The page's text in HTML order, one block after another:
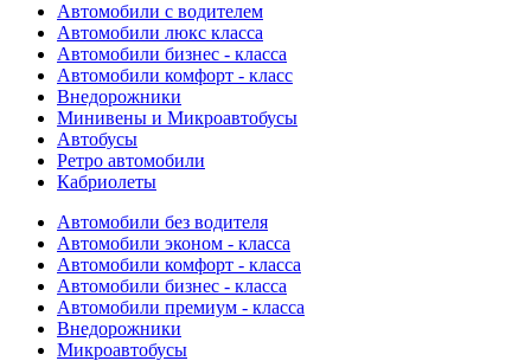
Автомобили с водителем
Автомобили люкс класса
Автомобили бизнес - класса
Автомобили комфорт - класс
Внедорожники
Минивены и Микроавтобусы
Автобусы
Ретро автомобили
Кабриолеты
Автомобили без водителя
Автомобили эконом - класса
Автомобили комфорт - класса
Автомобили бизнес - класса
Автомобили премиум - класса
Внедорожники
Микроавтобусы